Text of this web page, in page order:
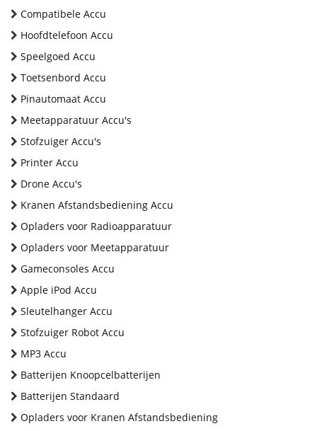
Compatibele Accu
Hoofdtelefoon Accu
Speelgoed Accu
Toetsenbord Accu
Pinautomaat Accu
Meetapparatuur Accu's
Stofzuiger Accu's
Printer Accu
Drone Accu's
Kranen Afstandsbediening Accu
Opladers voor Radioapparatuur
Opladers voor Meetapparatuur
Gameconsoles Accu
Apple iPod Accu
Sleutelhanger Accu
Stofzuiger Robot Accu
MP3 Accu
Batterijen Knoopcelbatterijen
Batterijen Standaard
Opladers voor Kranen Afstandsbediening